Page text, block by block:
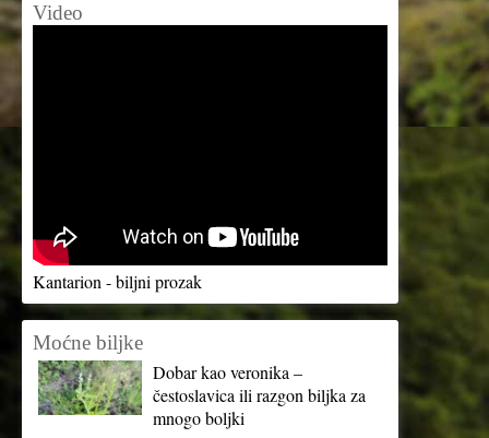
Video
Kantarion - biljni prozak
Moćne biljke
Dobar kao veronika –
čestoslavica ili razgon biljka za
mnogo boljki